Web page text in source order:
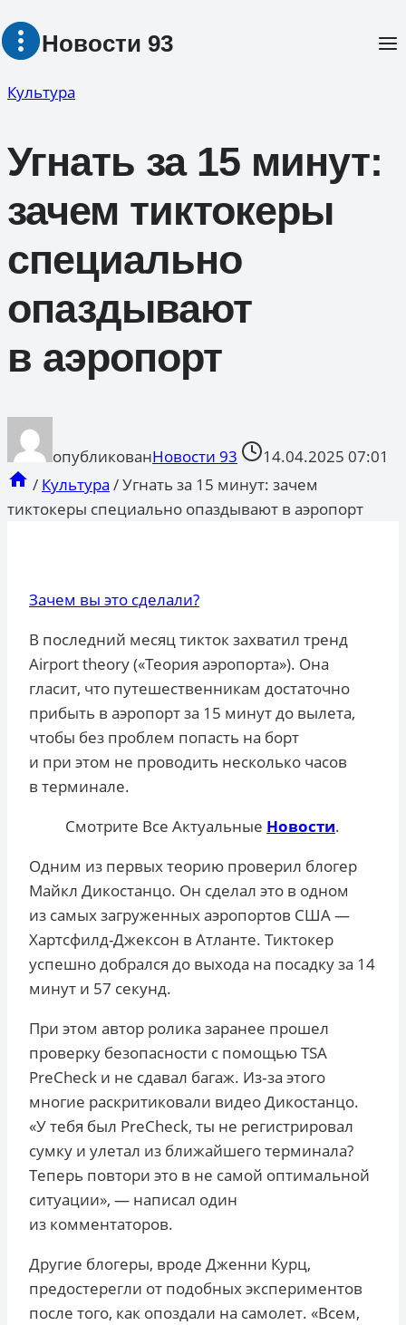
Перейти
Новости 93
Культура
Угнать за 15 минут:
зачем тиктокеры
специально
опаздывают
в аэропорт
опубликованНовости 93
14.04.2025 07:01
/ Культура /Угнать за 15 минут: зачем
тиктокеры специально опаздывают в аэропорт
Зачем вы это сделали?
В последний месяц тикток захватил тренд
Airport theory («Теория аэропорта»). Она
гласит, что путешественникам достаточно
прибыть в аэропорт за 15 минут до вылета,
чтобы без проблем попасть на борт
и при этом не проводить несколько часов
в терминале.
Смотрите Все Актуальные Новости.
Одним из первых теорию проверил блогер
Майкл Дикостанцо. Он сделал это в одном
из самых загруженных аэропортов США —
Хартсфилд-Джексон в Атланте. Тиктокер
успешно добрался до выхода на посадку за 14
минут и 57 секунд.
При этом автор ролика заранее прошел
проверку безопасности с помощью TSA
PreCheck и не сдавал багаж. Из‑за этого
многие раскритиковали видео Дикостанцо.
«У тебя был PreCheck, ты не регистрировал
сумку и улетал из ближайшего терминала?
Теперь повтори это в не самой оптимальной
ситуации», — написал один
из комментаторов.
Другие блогеры, вроде Дженни Курц,
предостерегли от подобных экспериментов
после того, как опоздали на самолет. «Всем,